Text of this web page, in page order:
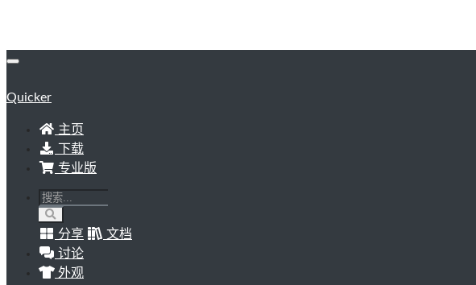
Quicker
主页
下载
专业版
分享
文档
讨论
外观